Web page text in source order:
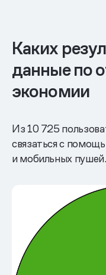
Каких
данные по
экономии
Из 10 725
связаться с
и мобильных пушей.